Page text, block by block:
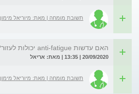
תשובת מומחה | מאת: מיוריאל מימון
האם עדשות anti-fatigue יכולות לעזור? (לת)
20/09/2020 | 13:35 | מאת: אריאל
תשובת מומחה | מאת: מיוריאל מימון